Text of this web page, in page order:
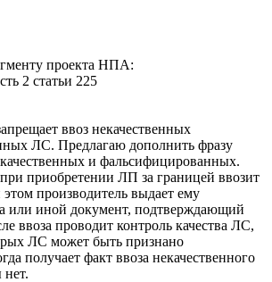
проекта НПА:
2 статьи 225
ввоз некачественных
ЛС. Предлагаю дополнить фразу
и фальсифицированных.
приобретении ЛП за границей ввозит
производитель выдает ему
или иной документ, подтверждающий
ввоза проводит контроль качества ЛС,
ЛС может быть признано
получает факт ввоза некачественного